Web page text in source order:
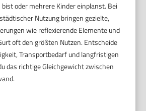
oder mehrere Kinder einplanst. Bei
Nutzung bringen gezielte,
wie reflexierende Elemente und
oft den größten Nutzen. Entscheide
Transportbedarf und langfristigen
das richtige Gleichgewicht zwischen